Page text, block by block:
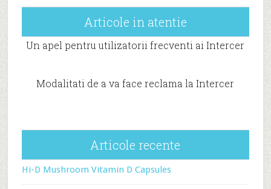
Articole in atentie
Un apel pentru utilizatorii frecventi ai Intercer
Modalitati de a va face reclama la Intercer
Articole recente
Hi-D Mushroom Vitamin D Capsules